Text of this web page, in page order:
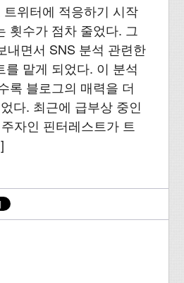
위터에 적응하기 시작
횟수가 점차 줄었다. 그
내면서 SNS 분석 관련한
를 맡게 되었다. 이 분석
록 블로그의 매력을 더
다. 최근에 급부상 중인
자인 핀터레스트가 트